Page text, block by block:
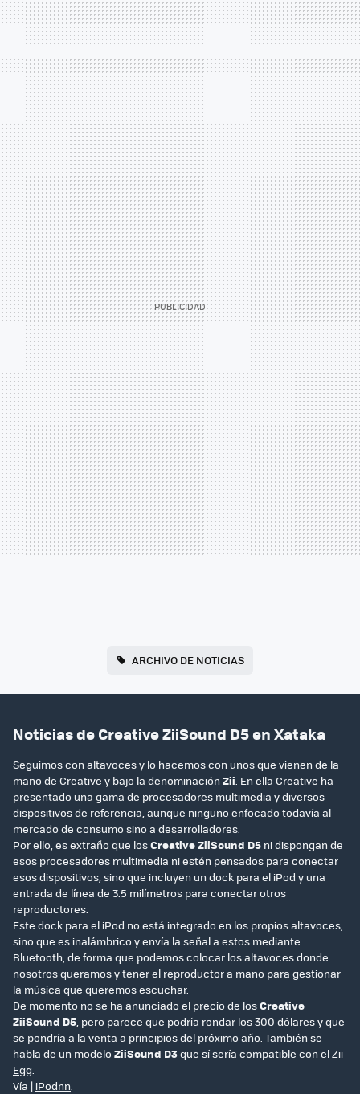
ARCHIVO DE NOTICIAS
Noticias de Creative ZiiSound D5 en Xataka
Seguimos con altavoces y lo hacemos con unos que vienen de la
mano de Creative y bajo la denominación Zii. En ella Creative ha
presentado una gama de procesadores multimedia y diversos
dispositivos de referencia, aunque ninguno enfocado todavía al
mercado de consumo sino a desarrolladores.
Por ello, es extraño que losCreative ZiiSound D5 ni dispongan de
esos procesadores multimedia ni estén pensados para conectar
esos dispositivos, sino que incluyen un dock para el iPod y una
entrada de línea de 3.5 milímetros para conectar otros
reproductores.
Este dock para el iPod no está integrado en los propios altavoces,
sino que es inalámbrico y envía la señal a estos mediante
Bluetooth, de forma que podemos colocar los altavoces donde
nosotros queramos y tener el reproductor a mano para gestionar
la música que queremos escuchar.
De momento no se ha anunciado el precio de losCreative
ZiiSound D5, pero parece que podría rondar los 300 dólares y que
se pondría a la venta a principios del próximo año. También se
habla de un modelo ZiiSound D3que sí sería compatible con elZii
Egg.
Vía | iPodnn.